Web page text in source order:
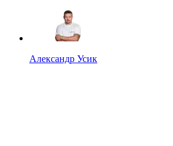
Александр Усик